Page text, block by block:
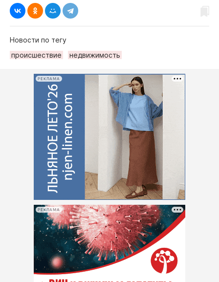
Новости по тегу
происшествие
недвижимость
РЕКЛАМА
РЕКЛАМА